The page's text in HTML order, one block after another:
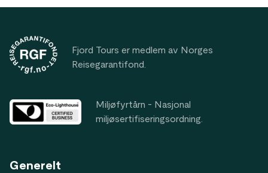
Fjord Tours er medlem av Norges
Reisegarantifond.
Miljøfyrtårn - Nasjonal
miljøsertifiseringsordning.
Generelt